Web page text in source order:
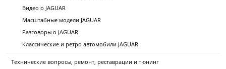
Видео о JAGUAR
Масштабные модели JAGUAR
Разговоры о JAGUAR
Классические и ретро автомобили JAGUAR
Технические вопросы, ремонт, реставрации и тюнинг